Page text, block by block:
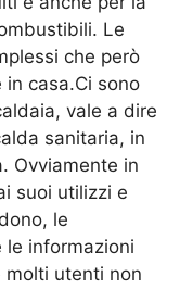
Le
che però
casa.Ci sono
vale a dire
sanitaria, in
Ovviamente in
suoi utilizzi e
le
le informazioni
molti utenti non